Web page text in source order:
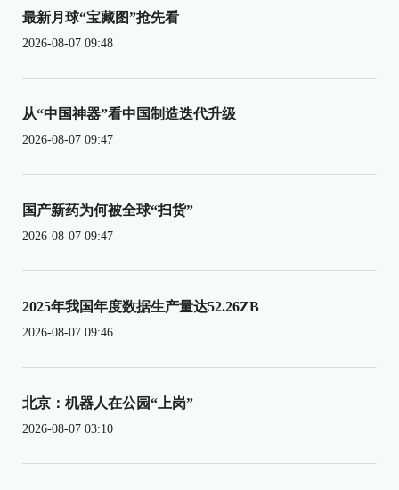
最新月球“宝藏图”抢先看
2026-08-07 09:48
从“中国神器”看中国制造迭代升级
2026-08-07 09:47
国产新药为何被全球“扫货”
2026-08-07 09:47
2025年我国年度数据生产量达52.26ZB
2026-08-07 09:46
北京：机器人在公园“上岗”
2026-08-07 03:10